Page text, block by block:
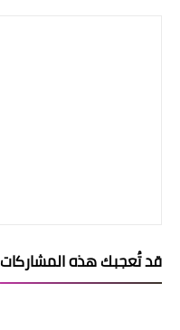
قد تُعجبك هذه المشاركات